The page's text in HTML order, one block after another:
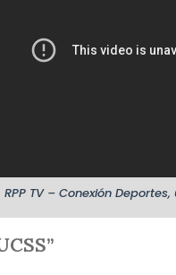
RPP TV – Conexión